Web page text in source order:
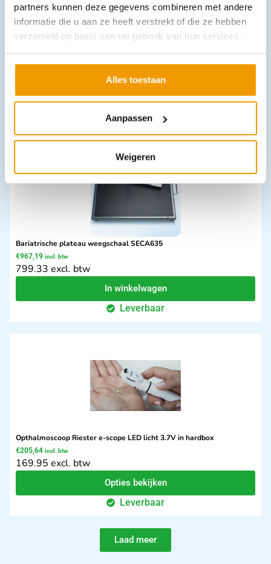
partners kunnen deze gegevens combineren met andere
informatie die u aan ze heeft verstrekt of die ze hebben
verzameld op basis van uw gebruik van hun services.
Alles toestaan
Aanpassen
Weigeren
In winkelwagen
Leverbaar
Bariatrische plateau weegschaal SECA635
€967,19 incl. btw
799.33 excl. btw
In winkelwagen
Leverbaar
Opthalmoscoop Riester e-scope LED licht 3.7V in hardbox
€205,64 incl. btw
169.95 excl. btw
Opties bekijken
Leverbaar
Laad meer